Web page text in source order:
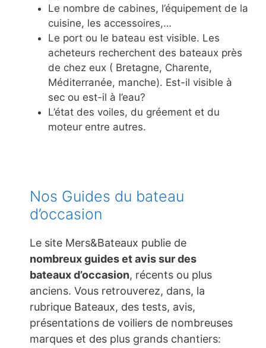
Le nombre de cabines, l’équipement de la
cuisine, les accessoires,…
Le port ou le bateau est visible. Les
acheteurs recherchent des bateaux près
de chez eux ( Bretagne, Charente,
Méditerranée, manche). Est-il visible à
sec ou est-il à l’eau?
L’état des voiles, du gréement et du
moteur entre autres.
Nos Guides du bateau
d’occasion
Le site Mers&Bateaux publie de
nombreux guides et avis sur des
bateaux d’occasion, récents ou plus
anciens. Vous retrouverez, dans, la
rubrique Bateaux, des tests, avis,
présentations de voiliers de nombreuses
marques et des plus grands chantiers: